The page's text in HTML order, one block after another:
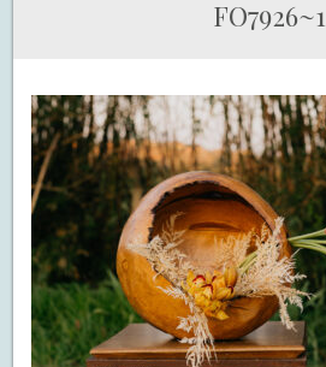
FO7926~1